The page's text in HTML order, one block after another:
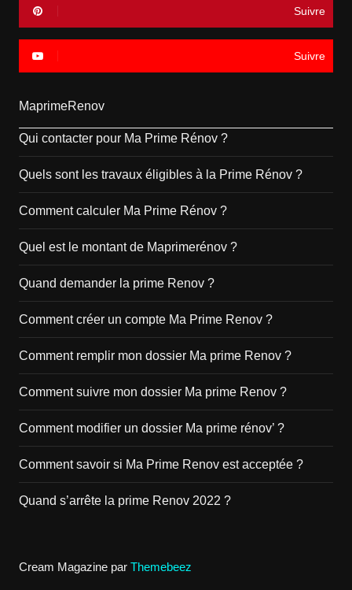
Suivre
Suivre
MaprimeRenov
Qui contacter pour Ma Prime Rénov ?
Quels sont les travaux éligibles à la Prime Rénov ?
Comment calculer Ma Prime Rénov ?
Quel est le montant de Maprimerénov ?
Quand demander la prime Renov ?
Comment créer un compte Ma Prime Renov ?
Comment remplir mon dossier Ma prime Renov ?
Comment suivre mon dossier Ma prime Renov ?
Comment modifier un dossier Ma prime rénov’ ?
Comment savoir si Ma Prime Renov est acceptée ?
Quand s’arrête la prime Renov 2022 ?
Cream Magazine par Themebeez